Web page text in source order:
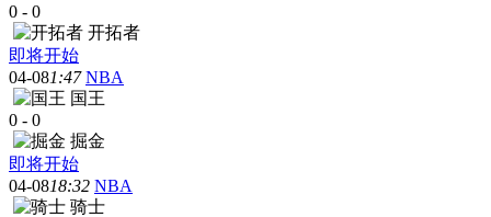
0 - 0
开拓者
即将开始
04-081:47 NBA
国王
0 - 0
掘金
即将开始
04-0818:32 NBA
骑士